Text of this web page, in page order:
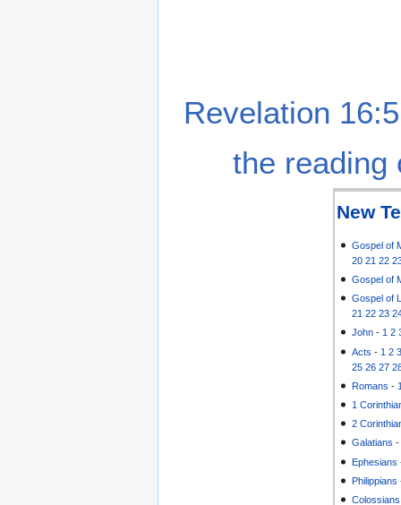
Revelation
the reading
New
Gospel of
20 21 22
Gospel of
Gospel of
21 22 23
John - 1 2
Acts - 1 2
25 26 27
Romans -
1
2
Galatians
Ephesians
Philippians
Colossians